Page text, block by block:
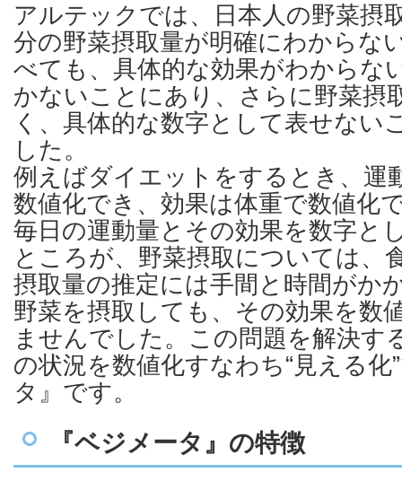
アルテックでは、日本人の野菜摂
分の野菜摂取量が明確にわからな
べても、具体的な効果がわからな
かないことにあり、さらに野菜摂
く、具体的な数字として表せない
した。
例えばダイエットをするとき、運
数値化でき、効果は体重で数値化
毎日の運動量とその効果を数字と
ところが、野菜摂取については、
摂取量の推定には手間と時間がか
野菜を摂取しても、その効果を数
ませんでした。この問題を解決す
の状況を数値化すなわち“見える化
タ』です。
『ベジメータ』の特徴